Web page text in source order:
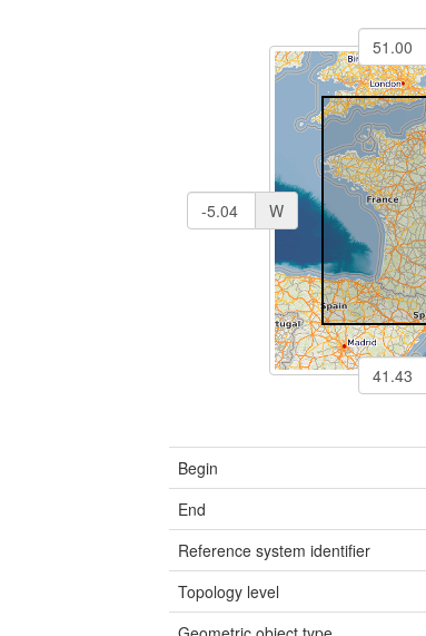
W
Begin
End
Reference system identifier
Topology level